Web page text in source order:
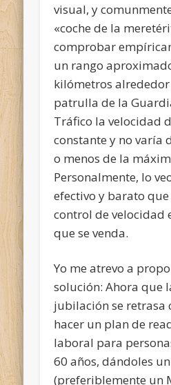
visual, y
«coche de la
comprobar
un rango
kilómetros alrededor
patrulla de la
Tráfico la velocidad
constante y no varía
o menos de la
Personalmente, lo
efectivo y barato
control de velocidad
que se venda.
Yo me atrevo a
solución: Ahora que
jubilación se retrasa
hacer un plan de
laboral para
60 años, dándoles
(preferiblemente un